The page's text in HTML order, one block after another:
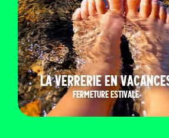
LA VERRERIE EN
FERMETURE ESTIVALE